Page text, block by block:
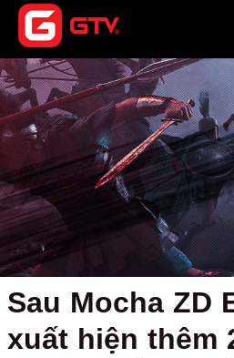
Sau Mocha ZD
xuất hiện thêm